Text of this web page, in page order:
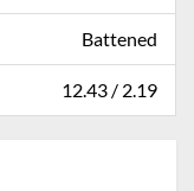
Battened
12.43 / 2.19